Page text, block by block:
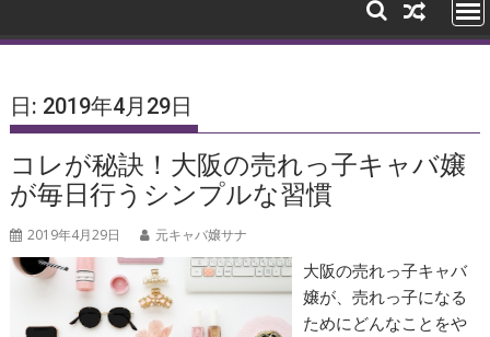
日: 2019年4月29日
コレが秘訣！大阪の売れっ子キャバ嬢
が毎日行うシンプルな習慣
2019年4月29日 元キャバ嬢サナ
大阪の売れっ子キャバ
嬢が、売れっ子になる
ためにどんなことをや